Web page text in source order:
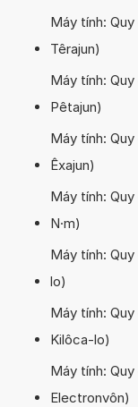
Máy tính:
Têrajun)
Máy tính:
Pêtajun)
Máy tính:
Êxajun)
Máy tính:
N·m)
Máy tính:
lo)
Máy tính:
Kilôca-lo)
Máy tính:
Electronvôn)